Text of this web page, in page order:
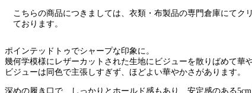
こちらの商品につきましては、衣類・布製品の専門倉庫にてク
ております。
ポインテッドトゥでシャープな印象に。
幾何学模様にレザーカットされた生地にビジューを散りばめて華
ビジューは同色で主張しすぎず、ほどよい華やかさがあります。
深めの履き口で、しっかりとホールド感もあり、安定感のある